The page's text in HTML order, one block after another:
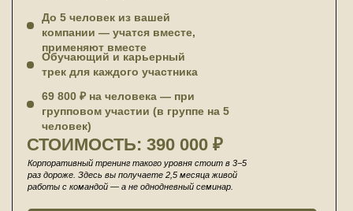
До 5 человек из вашей
компании — учатся вместе,
применяют вместе
Обучающий и карьерный
трек для каждого участника
69 800 ₽ на человека — при
групповом участии (в группе на 5
человек)
СТОИМОСТЬ: 390 000 ₽
Корпоративный тренинг такого уровня стоит в 3−5
раз дороже. Здесь вы получаете 2,5 месяца живой
работы с командой — а не однодневный семинар.